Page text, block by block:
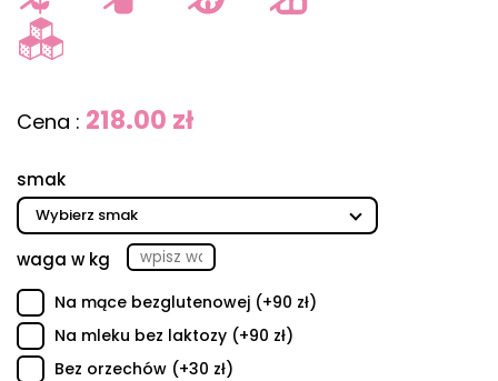
Cena : 218.00 zł
smak
waga w kg
Na mące bezglutenowej (+90 zł)
Na mleku bez laktozy (+90 zł)
Bez orzechów (+30 zł)